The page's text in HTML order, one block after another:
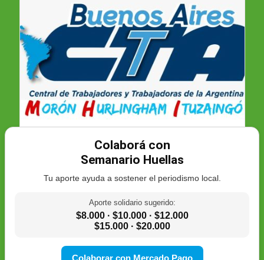
Colaborá con
Semanario Huellas
Tu aporte ayuda a sostener el periodismo local.
Aporte solidario sugerido:
$8.000 · $10.000 · $12.000
$15.000 · $20.000
Colaborar con Mercado Pago